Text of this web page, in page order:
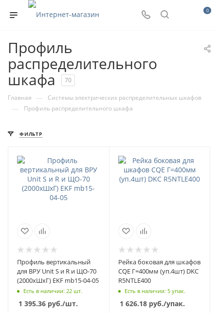
0
Профиль
распределительного
шкафа
70
Главная — Системы электрических распределительных шкафов
— Профиль распределительного шкафа
ФИЛЬТР
Профиль вертикальный
для ВРУ Unit S и R и ЩО-70
(2000хШхГ) EKF mb15-04-05
Есть в наличии: 22 шт.
1 395.36 руб./шт.
Рейка боковая для шкафов
CQE Г=400мм (уп.4шт) DKC
R5NTLE400
Есть в наличии: 5 упак.
1 626.18руб./упак.